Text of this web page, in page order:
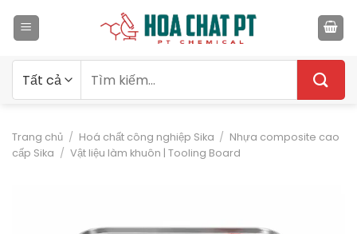
qua
kiếm:
Trang chủ / Hoá chất công nghiệp Sika / Nhựa composite cao
cấp Sika / Vật liệu làm khuôn | Tooling Board